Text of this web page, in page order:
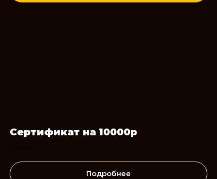
Сертификат на 10000р
Подробнее